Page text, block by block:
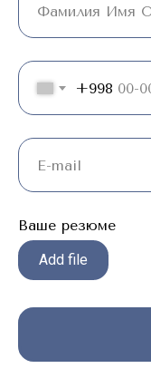
+998
Ваше резюме
Add file